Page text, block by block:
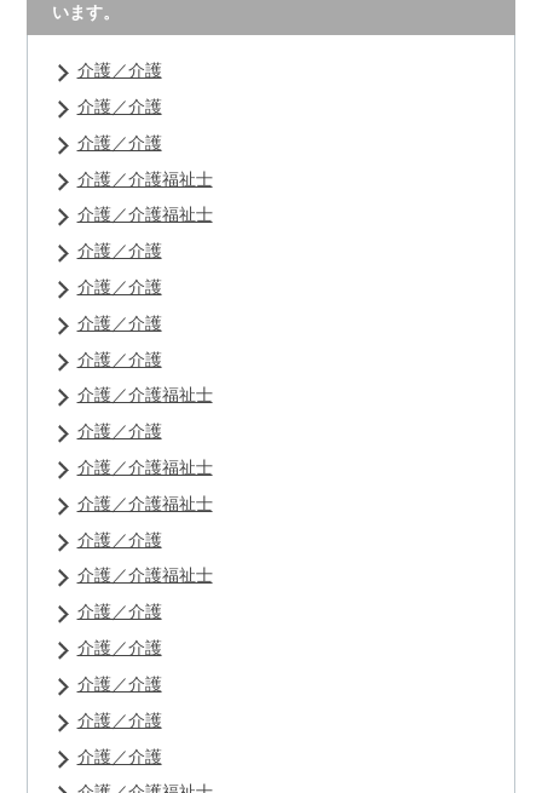
います。
介護／介護
介護／介護
介護／介護
介護／介護福祉士
介護／介護福祉士
介護／介護
介護／介護
介護／介護
介護／介護
介護／介護福祉士
介護／介護
介護／介護福祉士
介護／介護福祉士
介護／介護
介護／介護福祉士
介護／介護
介護／介護
介護／介護
介護／介護
介護／介護